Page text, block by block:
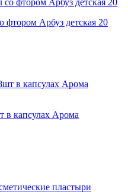
фтором Арбуз детская 20
в капсулах Арома